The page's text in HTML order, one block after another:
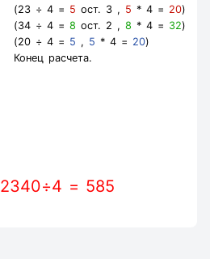
(23 ÷ 4 = 5 ост. 3 , 5 * 4 = 20)
(34 ÷ 4 =8 ост. 2 ,8 * 4 = 32)
(20 ÷ 4 = 5 , 5 * 4 = 20)
Конец расчета.
= 585